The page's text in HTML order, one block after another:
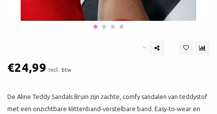
€24,99 Incl. btw
De Aline Teddy Sandals Bruin zijn zachte, comfy sandalen van teddystof
met een onzichtbare klittenband-verstelbare band. Easy-to-wear en